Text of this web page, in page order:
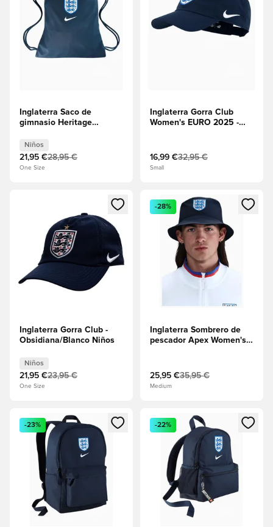
Inglaterra Saco de
gimnasio Heritage
Obsidiana/Blanco
Niños
21,95 €28,95 €
One Size
Inglaterra Gorra Club
Women's EURO 2025 -
16,99 €32,95 €
Small
Abre un modal para iniciar sesión o registrarse como
Inglaterra Gorra Club -
Obsidiana/Blanco Niños
Niños
21,95 €23,95 €
One Size
Abre un modal para iniciar
-28%
Inglaterra Sombrero de
pescador Apex Women's
25,95 €35,95 €
Medium
Abre un modal para iniciar sesión o registrarse como
-23%
Abre un modal para iniciar
-22%